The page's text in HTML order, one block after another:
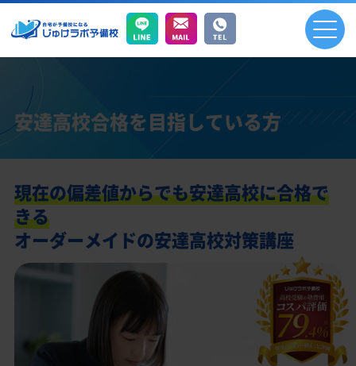
安達高校合格を目指している方
現在の偏差値からでも安達高校に合格で
きる
オーダーメイドの安達高校対策講座